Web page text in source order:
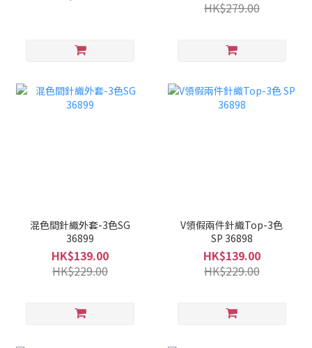
HK$279.00
混色間針織外套-3色SG
36899
HK$139.00
HK$229.00
V領假兩件針織Top-3色
SP 36898
HK$139.00
HK$229.00